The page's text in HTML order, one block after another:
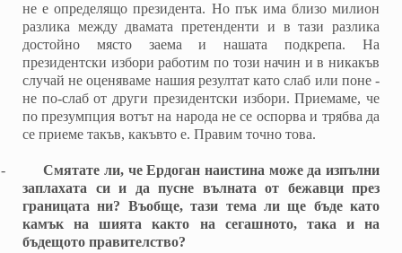
не е определящо президента. Но пък има близо милион
разлика между двамата претенденти и в тази разлика
достойно място заема и нашата подкрепа. На
президентски избори работим по този начин и в никакъв
случай не оценяваме нашия резултат като слаб или поне -
не по-слаб от други президентски избори. Приемаме, че
по презумпция вотът на народа не се оспорва и трябва да
се приеме такъв, какъвто е. Правим точно това.
-
Смятате ли, че Ердоган наистина може да изпълни
заплахата си и да пусне вълната от бежавци през
границата ни? Въобще, тази тема ли ще бъде като
камък на шията както на сегашното, така и на
бъдещото правителство?